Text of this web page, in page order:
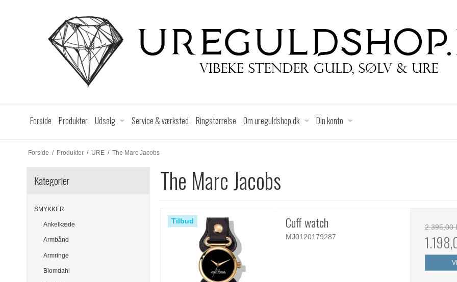
Forside Produkter Udsalg Service & værksted Ringstørrelse Om ureguldshop.dk Din konto
Forside / Produkter / URE / The Marc Jacobs
Kategorier
SMYKKER
Ankelkæde
Armbånd
Armringe
Blomdahl
The Marc Jacobs
Tilbud Cuff watch
MJ0120179287
2.395,00